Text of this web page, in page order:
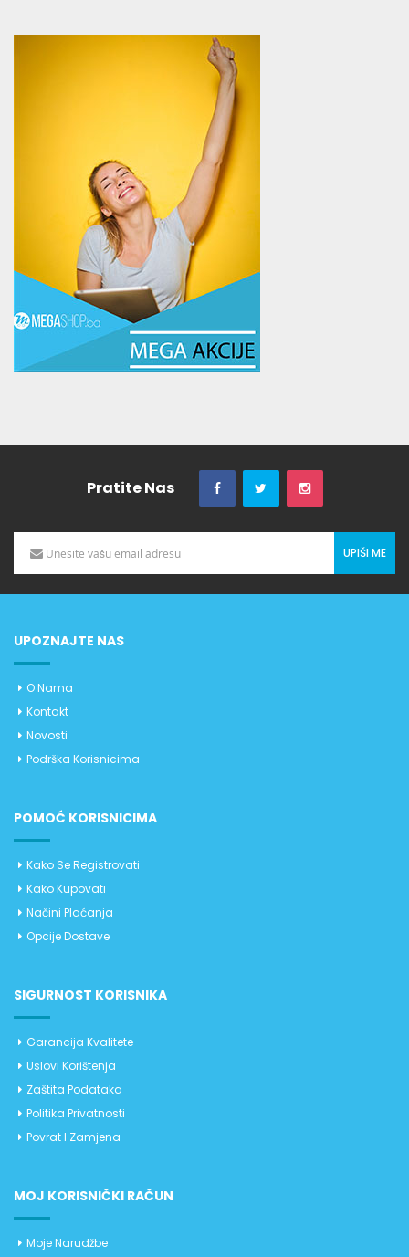
Pratite Nas
UPIŠI ME
UPOZNAJTE NAS
O Nama
Kontakt
Novosti
Podrška Korisnicima
POMOĆ KORISNICIMA
Kako Se Registrovati
Kako Kupovati
Načini Plaćanja
Opcije Dostave
SIGURNOST KORISNIKA
Garancija Kvalitete
Uslovi Korištenja
Zaštita Podataka
Politika Privatnosti
Povrat I Zamjena
MOJ KORISNIČKI RAČUN
Moje Narudžbe